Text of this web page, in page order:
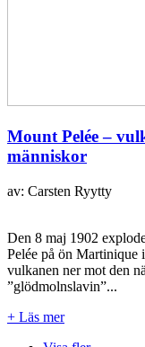
Mount Pelée –
människor
av: Carsten Ryytty
Den 8 maj 1902
Pelée på ön Martinique
vulkanen ner mot den
”glödmolnslavin”...
+ Läs mer